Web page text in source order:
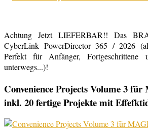
Achtung Jetzt LIEFERBAR!! Das
CyberLink PowerDirector 365 / 2026
Perfekt für Anfänger,
unterwegs...)!
Convenience Projects Volume 3
inkl. 20 fertige Projekte mit